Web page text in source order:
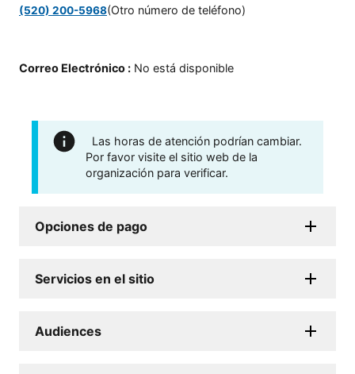
(520) 200-5968(Otro número de teléfono)
Correo Electrónico : No está disponible
Las horas de atención podrían cambiar.
Por favor visite el sitio web de la
organización para verificar.
Opciones de pago
Servicios en el sitio
Audiences